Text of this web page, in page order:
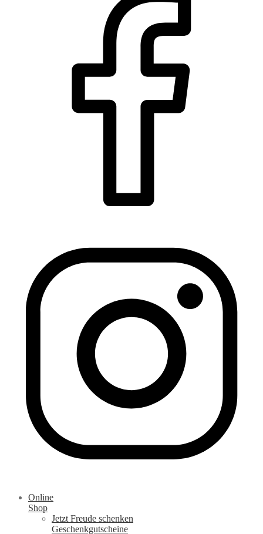
Online
Shop
Jetzt Freude schenken
Geschenkgutscheine